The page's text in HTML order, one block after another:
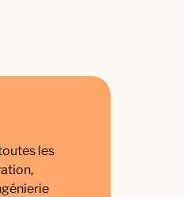
les